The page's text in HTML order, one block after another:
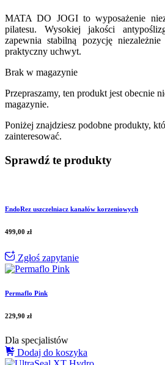
MATA DO JOGI to wyposażenie
pilatesu. Wysokiej jakości
zapewnia stabilną pozycję
praktyczny uchwyt.
Brak w magazynie
Przepraszamy, ten produkt jest obecnie
magazynie.
Poniżej znajdziesz podobne produkty,
zainteresować.
Sprawdź te produkty
EndoRez uszczelniacz kanałów korzeniowych
499,00 zł
Zgłoś zapytanie
Permaflo Pink
229,90 zł
Dla specjalistów
Dodaj do koszyka